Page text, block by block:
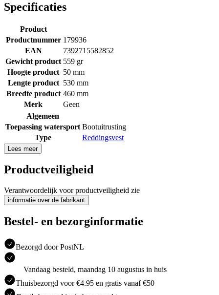
Specificaties
Product
Productnummer 179936
EAN
7392715582852
Gewicht product 559 gr
Hoogte product 50 mm
Lengte product 530 mm
Breedte product 460 mm
Merk
Geen
Algemeen
Toepassing watersport Bootuitrusting
Type
Reddingsvest
Lees meer
Productveiligheid
Verantwoordelijk voor productveiligheid zie
informatie over de fabrikant
Bestel- en bezorginformatie
Bezorgd door PostNL
Vandaag besteld, maandag 10 augustus in huis
Thuisbezorgd voor €4.95 en gratis vanaf €50